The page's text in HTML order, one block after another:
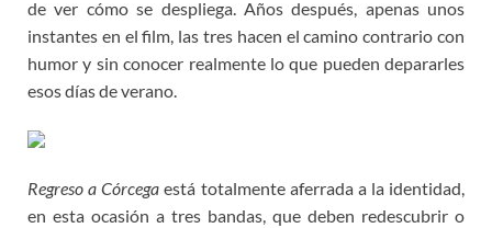
de ver cómo se despliega. Años después, apenas unos
instantes en el film, las tres hacen el camino contrario con
humor y sin conocer realmente lo que pueden depararles
esos días de verano.
Regreso a Córcega está totalmente aferrada a la identidad,
en esta ocasión a tres bandas, que deben redescubrir o